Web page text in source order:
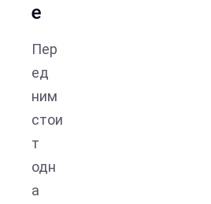
е
Пер
ед
ним
стои
т
одн
а